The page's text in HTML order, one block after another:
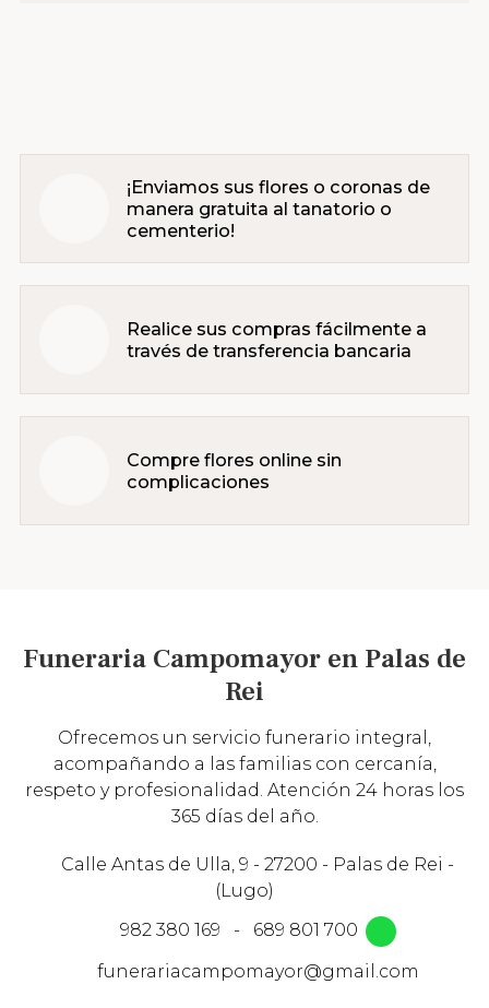
¡Enviamos sus flores o coronas de
manera gratuita al tanatorio o
cementerio!
Realice sus compras fácilmente a
través de transferencia bancaria
Compre flores online sin
complicaciones
Funeraria Campomayor en Palas de
Rei
Ofrecemos un servicio funerario integral,
acompañando a las familias con cercanía,
respeto y profesionalidad. Atención 24 horas los
365 días del año.
Calle Antas de Ulla, 9 - 27200 - Palas de Rei -
(Lugo)
982 380 169
-
689 801 700
funerariacampomayor@gmail.com